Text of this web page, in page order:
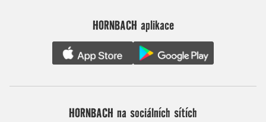
HORNBACH aplikace
HORNBACH na sociálních sítích